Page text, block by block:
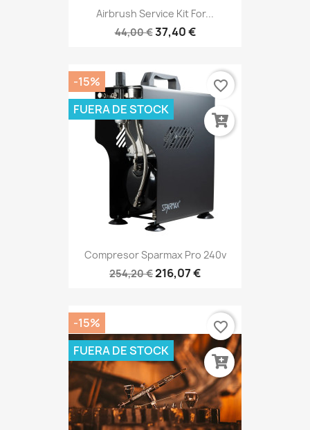
Airbrush Service Kit For...
44,00 €37,40 €
Compresor Sparmax Pro 240v
254,20 €216,07 €
-15%
FUERA DE STOCK
favorite_border
-15%
FUERA DE STOCK
favorite_border